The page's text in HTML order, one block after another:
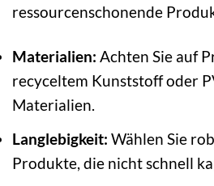
ressourcenschonende
Materialien: Achten Sie auf
recyceltem Kunststoff oder
Materialien.
Langlebigkeit: Wählen Sie
Produkte, die nicht schnell